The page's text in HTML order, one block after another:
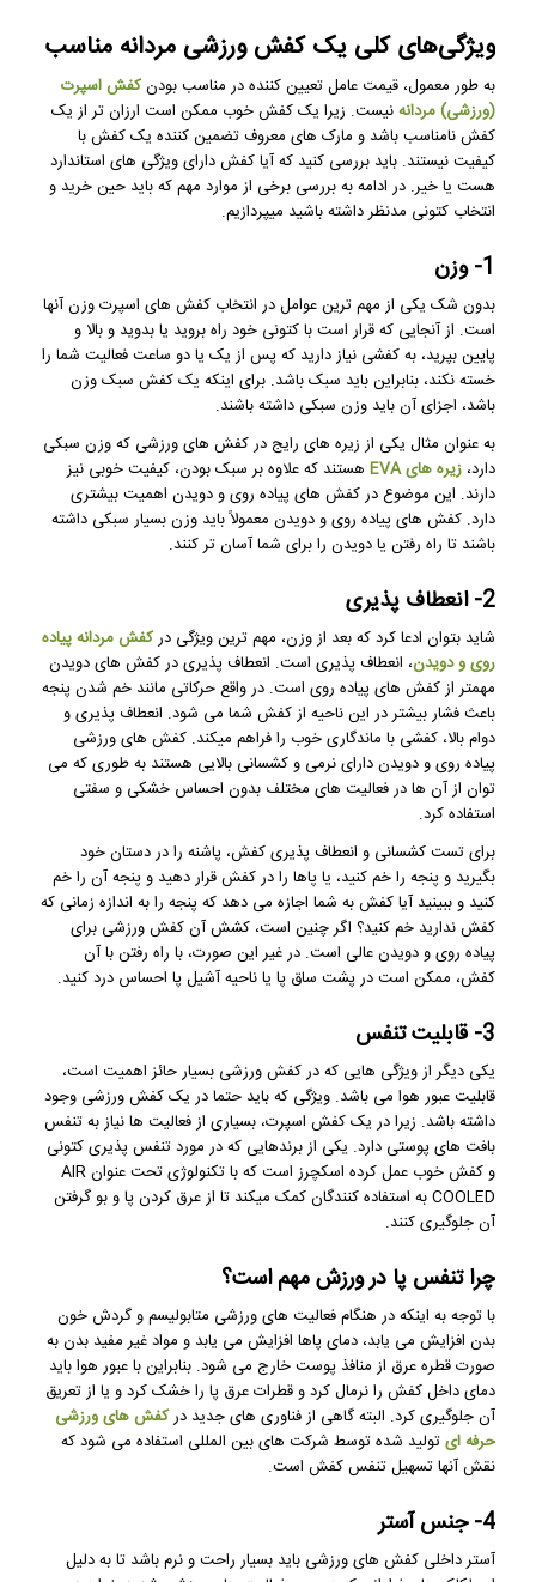
ویژگی‌های کلی یک کفش ورزشی مردانه مناسب
به طور معمول، قیمت عامل تعیین کننده در مناسب بودنکفش اسپرت
(ورزشی) مردانهنیست. زیرا یک کفش خوب ممکن است ارزان تر از یک
کفش نامناسب باشد و مارک های معروف تضمین کننده یک کفش با
کیفیت نیستند. باید بررسی کنید که آیا کفش دارای ویژگی های استاندارد
هست یا خیر. در ادامه به بررسی برخی از موارد مهم که باید حین خرید و
انتخاب کتونی مدنظر داشته باشید میپردازیم.
1- وزن
بدون شک یکی از مهم ترین عوامل در انتخاب کفش های اسپرت وزن آنها
است. از آنجایی که قرار است با کتونی خود راه بروید یا بدوید و بالا و
پایین بپرید، به کفشی نیاز دارید که پس از یک یا دو ساعت فعالیت شما را
خسته نکند، بنابراین باید سبک باشد. برای اینکه یک کفش سبک وزن
باشد، اجزای آن باید وزن سبکی داشته باشند.
به عنوان مثال یکی از زیره های رایج در کفش های ورزشی که وزن سبکی
دارد، زیره های EVA
هستند که علاوه بر سبک بودن، کیفیت خوبی نیز
دارند. این موضوع در کفش های پیاده روی و دویدن اهمیت بیشتری
دارد. کفش ‌های پیاده روی و دویدن معمولاً باید وزن بسیار سبکی داشته
باشند تا راه رفتن یا دویدن را برای شما آسان ‌تر کنند.
2- انعطاف پذیری
شاید بتوان ادعا کرد که بعد از وزن، مهم ترین ویژگی درکفش مردانه پیاده
روی و دویدن، انعطاف پذیری است. انعطاف پذیری در کفش های دویدن
مهمتر از کفش های پیاده روی است. در واقع حرکاتی مانند خم شدن پنجه
باعث فشار بیشتر در این ناحیه از کفش شما می شود. انعطاف پذیری و
دوام بالا، کفشی با ماندگاری خوب را فراهم میکند. کفش های ورزشی
پیاده روی و دویدن دارای نرمی و کشسانی بالایی هستند به طوری که می
توان از آن ها در فعالیت های مختلف بدون احساس خشکی و سفتی
استفاده کرد.
برای تست کشسانی و انعطاف پذیری کفش، پاشنه را در دستان خود
بگیرید و پنجه را خم کنید، یا پاها را در کفش قرار دهید و پنجه آن را خم
کنید و ببینید آیا کفش به شما اجازه می دهد که پنجه را به اندازه زمانی که
کفش ندارید خم کنید؟ اگر چنین است، کشش آن کفش ورزشی برای
پیاده روی و دویدن عالی است. در غیر این صورت، با راه رفتن با آن
کفش، ممکن است در پشت ساق پا یا ناحیه آشیل پا احساس درد کنید.
3- قابلیت تنفس
یکی دیگر از ویژگی هایی که در کفش ورزشی بسیار حائز اهمیت است،
قابلیت عبور هوا می باشد. ویژگی که باید حتما در یک کفش ورزشی وجود
داشته باشد. زیرا در یک کفش اسپرت، بسیاری از فعالیت ها نیاز به تنفس
بافت های پوستی دارد. یکی از برندهایی که در مورد تنفس پذیری کتونی
و کفش خوب عمل کرده اسکچرز است که با تکنولوژی تحت عنوان AIR
COOLED به استفاده کنندگان کمک میکند تا از عرق کردن پا و بو گرفتن
آن جلوگیری کنند.
چرا تنفس پا در ورزش مهم است؟
با توجه به اینکه در هنگام فعالیت های ورزشی متابولیسم و ​​گردش خون
بدن افزایش می یابد، دمای پاها افزایش می یابد و مواد غیر مفید بدن به
صورت قطره عرق از منافذ پوست خارج می شود. بنابراین با عبور هوا باید
دمای داخل کفش را نرمال کرد و قطرات عرق پا را خشک کرد و یا از تعریق
آن جلوگیری کرد. البته گاهی از فناوری های جدید درکفش های ورزشی
حرفه ایتولید شده توسط شرکت های بین المللی استفاده می شود که
نقش آنها تسهیل تنفس کفش است.
4- جنس آستر
آستر داخلی کفش های ورزشی باید بسیار راحت و نرم باشد تا به دلیل